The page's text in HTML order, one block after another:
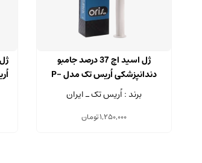
ژل اسید اچ 37 درصد جامبو
دندانپزشکی اُریس تک مدل P-
Etch سرنگ 50 میلی لیتر
برند : اُریس تک ـ ایران
1,250,000تومان